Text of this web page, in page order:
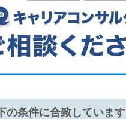
の条件に合致しています